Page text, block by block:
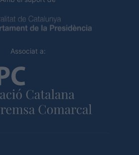
Associat a: